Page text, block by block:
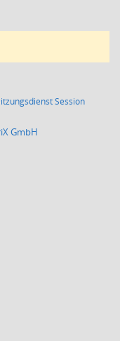
Session(Wird in
GmbH